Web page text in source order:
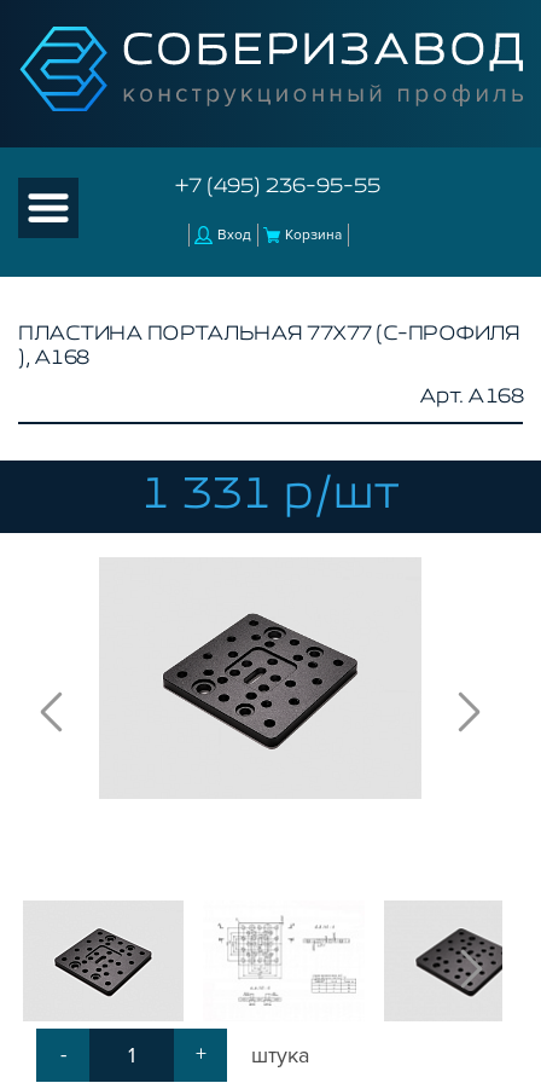
+7 (495) 236-95-55
Вход Корзина
КОНСТРУКЦИОННЫЙ ПРОФИЛЬ
КОМПЛЕКТУЮЩИЕ К ЧПУ
АКСЕССУАРЫ ДЛЯ V-ПАЗА
МЕХАНИЧЕСКАЯ ПЕРЕДАЧА
КРОНШТЕЙНЫ ДЛЯ РЕМЕННОЙ
КРОНШТЕЙНЫ ДЛЯ ВИНТОВОЙ
КРОНШТЕЙНЫ ДЛЯ ДВИГАТЕЛЕЙ
ПРИЖИМЫ
СОЕДИНИТЕЛЬНЫЕ ПЛАСТИНЫ
Т-БОЛТЫ И Т-ГАЙКИ
СУХАРИ ПАЗОВЫЕ
УГЛОВЫЕ СОЕДИНИТЕЛИ
СИСТЕМА ТРУБНАЯ МОДУЛЬНАЯ
ПЛАСТИНА ПОРТАЛЬНАЯ 77Х77 (С-ПРОФИЛЯ
), A168
Арт. A168
1 331 р/шт
- + штука